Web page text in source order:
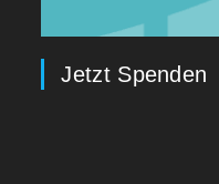
Jetzt Spenden